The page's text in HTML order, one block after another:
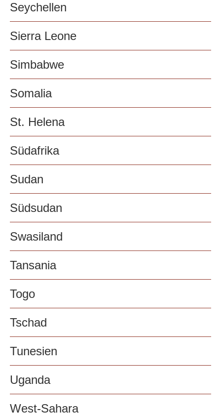
Seychellen
Sierra Leone
Simbabwe
Somalia
St. Helena
Südafrika
Sudan
Südsudan
Swasiland
Tansania
Togo
Tschad
Tunesien
Uganda
West-Sahara